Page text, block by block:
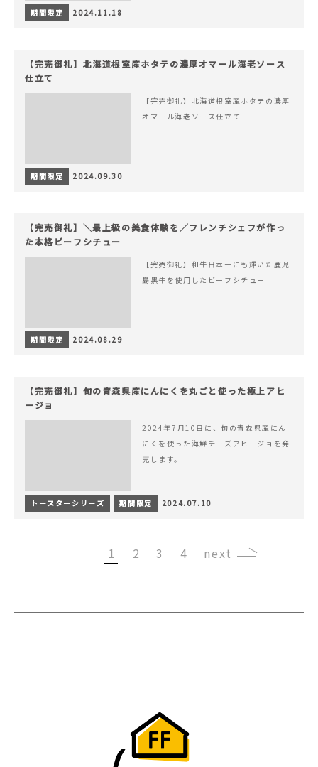
期間限定 2024.11.18
【完売御礼】北海道根室産ホタテの濃厚オマール海老ソース
仕立て
【完売御礼】北海道根室産ホタテの濃厚
オマール海老ソース仕立て
期間限定 2024.09.30
【完売御礼】＼最上級の美食体験を／フレンチシェフが作っ
た本格ビーフシチュー
【完売御礼】和牛日本一にも輝いた鹿児
島黒牛を使用したビーフシチュー
期間限定 2024.08.29
【完売御礼】旬の青森県産にんにくを丸ごと使った極上アヒ
ージョ
2024年7月10日に、旬の青森県産にん
にくを使った海鮮チーズアヒージョを発
売します。
トースターシリーズ 期間限定 2024.07.10
1 2 3 4 ›